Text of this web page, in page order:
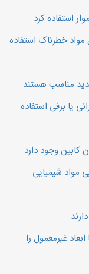
استفاده کرد
خطرناک استفاده
مناسب هستند
یا برفی استفاده
کابین وجود دارد
مواد شیمیایی
غیرمعمول را